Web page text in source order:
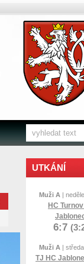
UTKÁNÍ
Muži A |
HC
6:7
Muži A |
TJ HC